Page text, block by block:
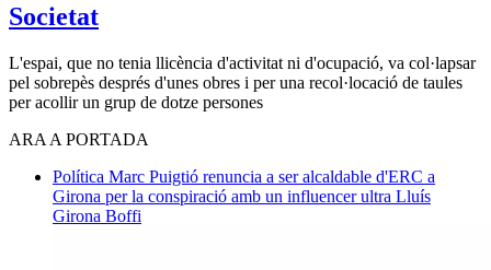
Societat
L'espai, que no tenia llicència d'activitat ni d'ocupació, va col·lapsar
pel sobrepès després d'unes obres i per una recol·locació de taules
per acollir un grup de dotze persones
ARA A PORTADA
Política Marc Puigtió renuncia a ser alcaldable d'ERC a
Girona per la conspiració amb un influencer ultra Lluís
Girona Boffi